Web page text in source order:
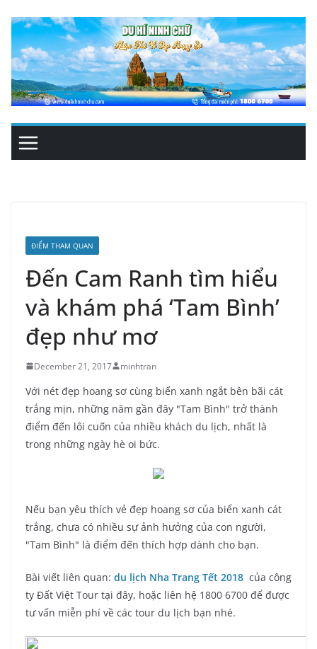
content
ĐIỂM THAM QUAN
Đến Cam Ranh tìm hiểu
và khám phá ‘Tam Bình’
đẹp như mơ
December 21, 2017 minhtran
Với nét đẹp hoang sơ cùng biển xanh ngắt bên bãi cát
trắng mịn, những năm gần đây "Tam Bình" trở thành
điểm đến lôi cuốn của nhiều khách du lịch, nhất là
trong những ngày hè oi bức.
Nếu bạn yêu thích vẻ đẹp hoang sơ của biển xanh cát
trắng, chưa có nhiều sự ảnh hưởng của con người,
"Tam Bình" là điểm đến thích hợp dành cho bạn.
Bài viết liên quan: du lịch Nha Trang Tết 2018 của công
ty Đất Việt Tour tại đây, hoặc liên hệ 1800 6700 để được
tư vấn miễn phí về các tour du lịch bạn nhé.